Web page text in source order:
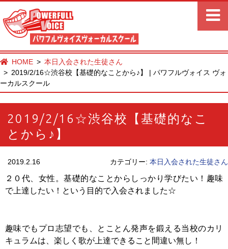
HOME
本日入会された生徒さん
2019/2/16☆渋谷校【基礎的なことから♪】 | パワフルヴォイス ヴォ
ーカルスクール
2019/2/16☆渋谷校【基礎的なこ
とから♪】
2019.2.16 カテゴリー: 本日入会された生徒さん
２０代、女性。基礎的なことからしっかり学びたい！趣味
で上達したい！という目的で入会されました☆
趣味でもプロ志望でも、とことん発声を鍛える当校のカリ
キュラムは、楽しく歌が上達できること間違い無し！